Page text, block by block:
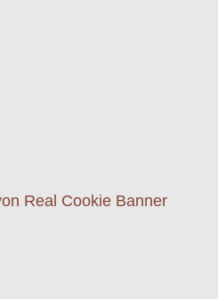
Real Cookie Banner